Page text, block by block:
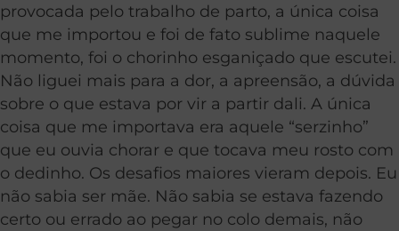
provocada pelo trabalho de parto, a única coisa
que me importou e foi de fato sublime naquele
momento, foi o chorinho esganiçado que escutei.
Não liguei mais para a dor, a apreensão, a dúvida
sobre o que estava por vir a partir dali. A única
coisa que me importava era aquele “serzinho”
que eu ouvia chorar e que tocava meu rosto com
o dedinho. Os desafios maiores vieram depois. Eu
não sabia ser mãe. Não sabia se estava fazendo
certo ou errado ao pegar no colo demais, não